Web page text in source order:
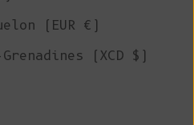
(EUR €)
(XCD $)